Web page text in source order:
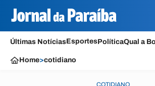
Últimas NotíciasEsportesPolíticaQual a
Home>cotidiano
COTIDIANO